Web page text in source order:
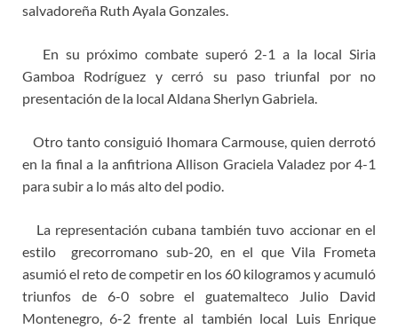
salvadoreña Ruth Ayala Gonzales.
En su próximo combate superó 2-1 a la local Siria
Gamboa Rodríguez y cerró su paso triunfal por no
presentación de la local Aldana Sherlyn Gabriela.
Otro tanto consiguió Ihomara Carmouse, quien derrotó
en la final a la anfitriona Allison Graciela Valadez por 4-1
para subir a lo más alto del podio.
La representación cubana también tuvo accionar en el
estilo grecorromano sub-20, en el que Vila Frometa
asumió el reto de competir en los 60 kilogramos y acumuló
triunfos de 6-0 sobre el guatemalteco Julio David
Montenegro, 6-2 frente al también local Luis Enrique